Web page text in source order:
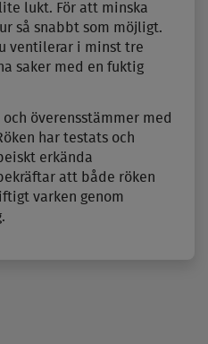
lukt. För att minska
så snabbt som möjligt.
ventilerar i minst tre
saker med en fuktig
överensstämmer med
har testats och
erkända
att både röken
varken genom